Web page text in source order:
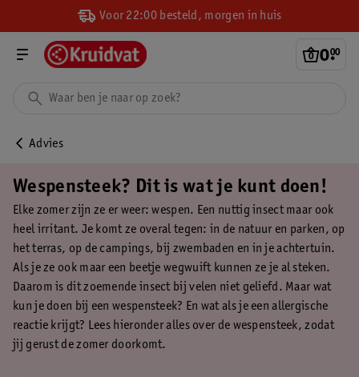
Voor 22:00 besteld, morgen in huis
0.
00
Advies
Wespensteek? Dit is wat je kunt doen!
Elke zomer zijn ze er weer: wespen. Een nuttig insect maar ook
heel irritant. Je komt ze overal tegen: in de natuur en parken, op
het terras, op de campings, bij zwembaden en in je achtertuin.
Als je ze ook maar een beetje wegwuift kunnen ze je al steken.
Daarom is dit zoemende insect bij velen niet geliefd. Maar wat
kun je doen bij een wespensteek? En wat als je een allergische
reactie krijgt? Lees hieronder alles over de wespensteek, zodat
jij gerust de zomer doorkomt.